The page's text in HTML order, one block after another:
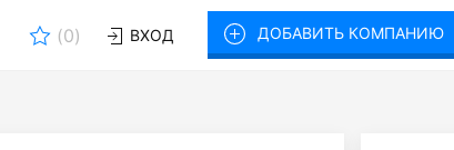
(0) ВХОД ДОБАВИТЬ КОМПАНИЮ